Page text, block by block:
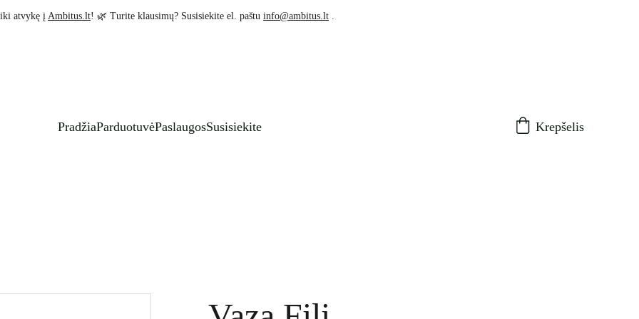
atvykę į Ambitus.lt! 🌿 Turite klausimų? Susisiekite el. paštu info@ambitus.lt .
PradžiaParduotuvėPaslaugosSusisiekite Krepšelis